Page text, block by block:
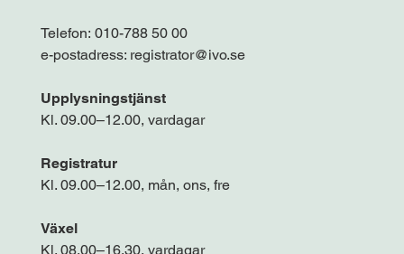
Telefon: 010-788 50 00
e-postadress: registrator@ivo.se
Upplysningstjänst
Kl. 09.00–12.00, vardagar
Registratur
Kl. 09.00–12.00, mån, ons, fre
Växel
Kl. 08.00–16.30, vardagar